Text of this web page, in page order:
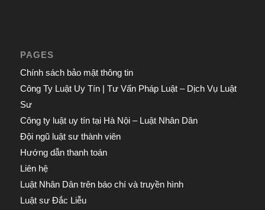
PAGES
Chính sách bảo mật thông tin
Công Ty Luật Uy Tín | Tư Vấn Pháp Luật – Dịch Vụ Luật
Sư
Công ty luật uy tín tại Hà Nội – Luật Nhân Dân
Đội ngũ luật sư thành viên
Hướng dẫn thanh toán
Liên hệ
Luật Nhân Dân trên báo chí và truyền hình
Luật sư Đắc Liễu